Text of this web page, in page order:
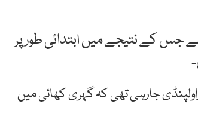
کے نتیجے میں ابتدائی طور پر
جارہی تھی کہ گہری کھائی میں